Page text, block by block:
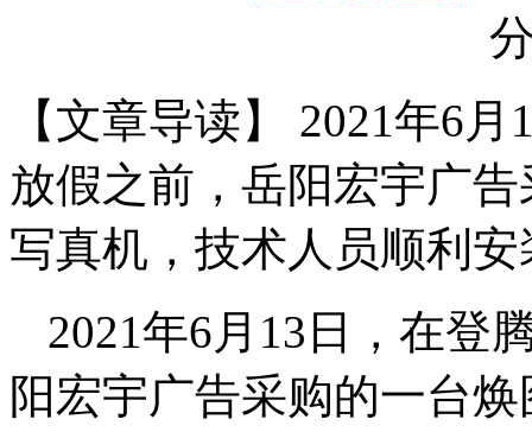
【文章导读】 2021年6
放假之前，岳阳宏宇广
写真机，技术人员顺利
2021年6月13日，在登
阳宏宇广告采购的一台